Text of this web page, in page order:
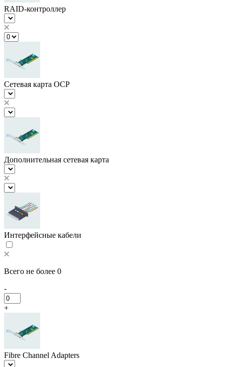
RAID-контроллер
Сетевая карта OCP
Дополнительная сетевая карта
Интерфейсные кабели
Всего не более 0
-
+
Fibre Channel Adapters